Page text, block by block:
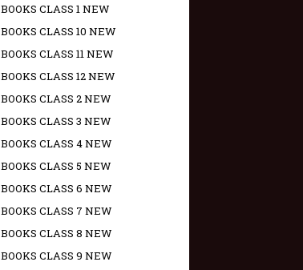
BOOKS CLASS 1 NEW
BOOKS CLASS 10 NEW
BOOKS CLASS 11 NEW
BOOKS CLASS 12 NEW
BOOKS CLASS 2 NEW
BOOKS CLASS 3 NEW
BOOKS CLASS 4 NEW
BOOKS CLASS 5 NEW
BOOKS CLASS 6 NEW
BOOKS CLASS 7 NEW
BOOKS CLASS 8 NEW
BOOKS CLASS 9 NEW